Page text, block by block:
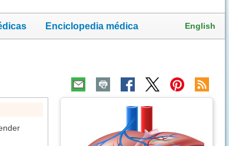
Enciclopedia médica English